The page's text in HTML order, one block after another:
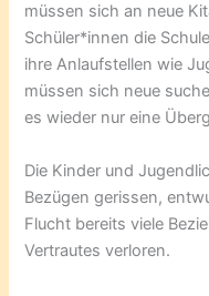
müssen sich an neue
Schüler*innen die
ihre Anlaufstellen wie
müssen sich neue
es wieder nur eine
Die Kinder und
Bezügen gerissen,
Flucht bereits viele
Vertrautes verloren.